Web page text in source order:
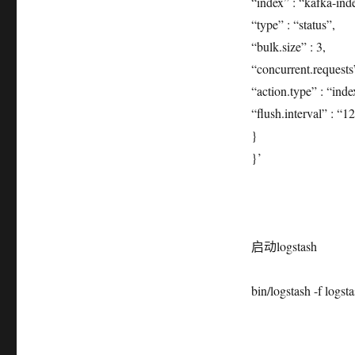
“type” : “status”,
“bulk.size” : 3,
“action.type” :
“flush.interval” :
}
}’
启动logstash
bin/logstash -f